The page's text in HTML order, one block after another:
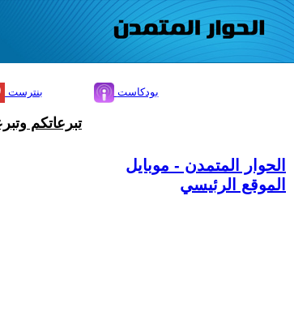
بنترست بودكاست
تبرعاتكم
الحوار المتمدن - موبايل
الموقع الرئيسي